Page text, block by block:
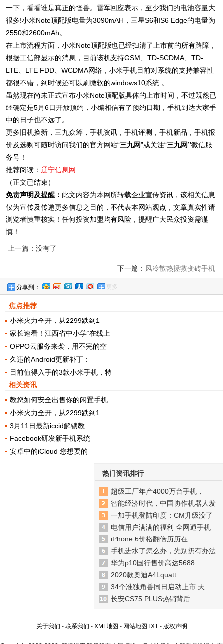
一下，看看谁是真正的怪兽。雷军回应表示，至少我们的电池容量大
很多!小米Note顶配版电量为3090mAH，三星S6和S6 Edge的电量为
2550和2600mAh。
在上市流程方面，小米Note顶配版也已经扫清了上市前的所有路障，
根据工信部显示的消息，目前该机支持GSM、TD-SCDMA、TD-
LTE、LTE FDD、WCDMA网络，小米手机目前对系统的支持兼容性
都很不错，到时候还可以刷微软的windows10系统 。
虽然现在尚未正式宣布小米Note顶配版具体的上市时间，不过既然已
经确定是5月6日开放预约，小编相信有了预约日期，手机到达大家手
中的日子也不远了。
更多旧机换新，三九众筹，手机资讯，手机评测，手机新品，手机报
价及选购可随时访问我们的官方网站“三九网”或关注“三九网”微信服
务号！
推荐阅读：辽宁信息网
（正文已结束）
免责声明及提醒： 此文内容为本网所转载企业宣传资讯，该相关信息
仅为宣传及传递更多信息之目的，不代表本网站观点，文章真实性请
浏览者慎重核实！任何投资加盟均有风险，提醒广大民众投资需谨
慎！
上一篇：没有了
下一篇： 风冷散热拯救变砖手机
分享到： 更多
焦点推荐
小米火力全开，从2299跌到1
家长速看！江西省中小学“在线上
OPPO云服务来袭，用不完的空
久违的Android更新补丁：
目前值得入手的3款小米手机，特
相关资讯
教您如何安全出售你的闲置手机
小米火力全开，从2299跌到1
3月11日最新iccid解锁教
Facebook研发新手机系统
安卓中的iCloud 您想要的
热门资讯排行
超级工厂年产4000万台手机，
智能经济时代，中国协作机器人发
一加手机登陆印度：CM升级没了
电信用户满满的福利 全网通手机
iPhone 6价格翻倍历历在
手机进水了怎么办，先别扔有办法
华为p10国行售价高达5688
2020款奥迪A4Lquatt
34个准独角兽同日启动上市 天
长安CS75 PLUS热销背后
关于我们 - 联系我们 - XML地图 - 网站地图TXT- 版权声明